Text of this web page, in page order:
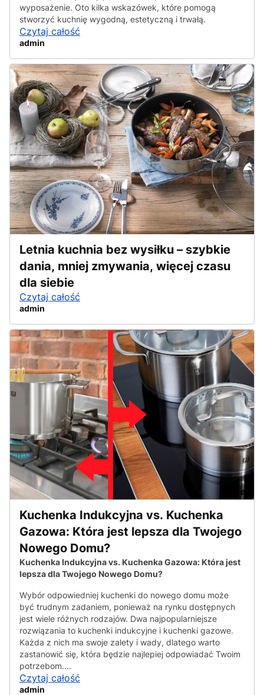
wyposażenie. Oto kilka wskazówek, które pomogą
stworzyć kuchnię wygodną, estetyczną i trwałą.
Czytaj całość
admin
Letnia kuchnia bez wysiłku – szybkie
dania, mniej zmywania, więcej czasu
dla siebie
Czytaj całość
admin
Kuchenka Indukcyjna vs. Kuchenka
Gazowa: Która jest lepsza dla Twojego
Nowego Domu?
Kuchenka Indukcyjna vs. Kuchenka Gazowa: Która jest
lepsza dla Twojego Nowego Domu?
Wybór odpowiedniej kuchenki do nowego domu może
być trudnym zadaniem, ponieważ na rynku dostępnych
jest wiele różnych rodzajów. Dwa najpopularniejsze
rozwiązania to kuchenki indukcyjne i kuchenki gazowe.
Każda z nich ma swoje zalety i wady, dlatego warto
zastanowić się, która będzie najlepiej odpowiadać Twoim
potrzebom....
Czytaj całość
admin